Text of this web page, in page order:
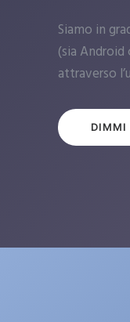
Siamo in
(sia Android
attraverso
DIMMI